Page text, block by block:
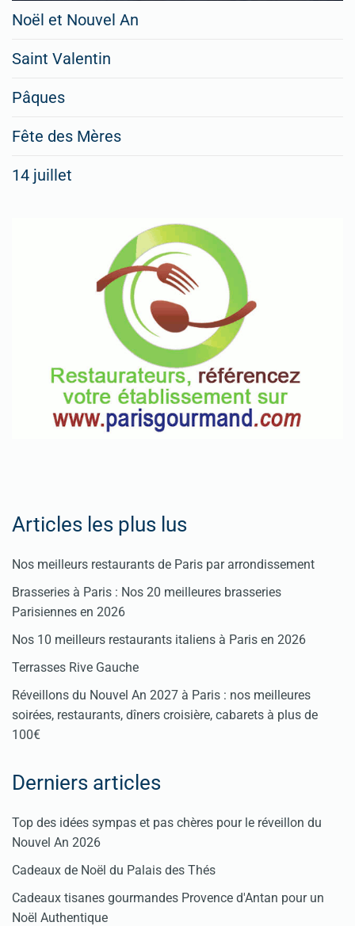
Noël et Nouvel An
Saint Valentin
Pâques
Fête des Mères
14 juillet
Articles les plus lus
Nos meilleurs restaurants de Paris par arrondissement
Brasseries à Paris : Nos 20 meilleures brasseries
Parisiennes en 2026
Nos 10 meilleurs restaurants italiens à Paris en 2026
Terrasses Rive Gauche
Réveillons du Nouvel An 2027 à Paris : nos meilleures
soirées, restaurants, dîners croisière, cabarets à plus de
100€
Derniers articles
Top des idées sympas et pas chères pour le réveillon du
Nouvel An 2026
Cadeaux de Noël du Palais des Thés
Cadeaux tisanes gourmandes Provence d'Antan pour un
Noël Authentique